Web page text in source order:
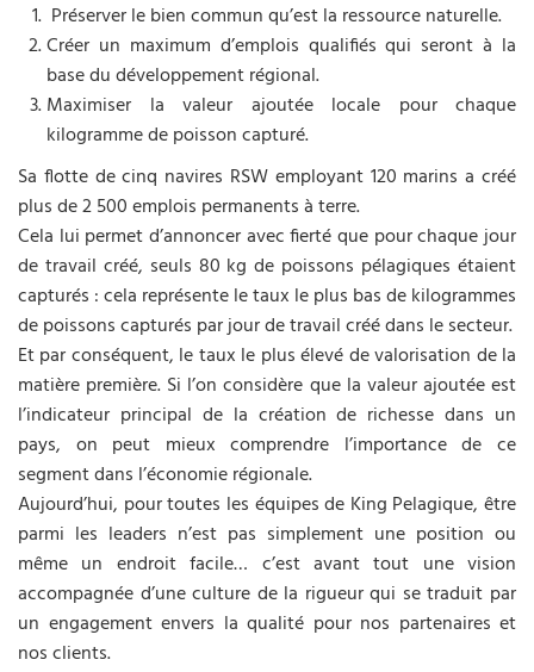
Préserver le bien commun qu’est la ressource naturelle.
Créer un maximum d’emplois qualifiés qui seront à la
base du développement régional.
Maximiser la valeur ajoutée locale pour chaque
kilogramme de poisson capturé.
Sa flotte de cinq navires RSW employant 120 marins a créé
plus de 2 500 emplois permanents à terre.
Cela lui permet d’annoncer avec fierté que pour chaque jour
de travail créé, seuls 80 kg de poissons pélagiques étaient
capturés : cela représente le taux le plus bas de kilogrammes
de poissons capturés par jour de travail créé dans le secteur.
Et par conséquent, le taux le plus élevé de valorisation de la
matière première. Si l’on considère que la valeur ajoutée est
l’indicateur principal de la création de richesse dans un
pays, on peut mieux comprendre l’importance de ce
segment dans l’économie régionale.
Aujourd’hui, pour toutes les équipes de King Pelagique, être
parmi les leaders n’est pas simplement une position ou
même un endroit facile… c’est avant tout une vision
accompagnée d’une culture de la rigueur qui se traduit par
un engagement envers la qualité pour nos partenaires et
nos clients.